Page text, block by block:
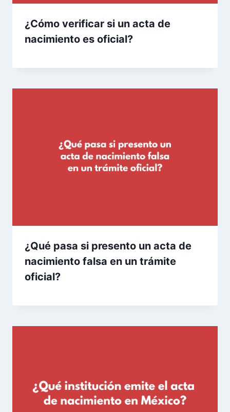
¿Cómo verificar si un acta de
nacimiento es oficial?
¿Qué pasa si presento un acta de
nacimiento falsa en un trámite
oficial?